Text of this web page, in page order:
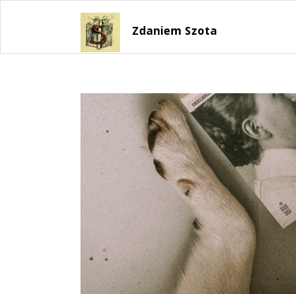
Zdaniem Szota